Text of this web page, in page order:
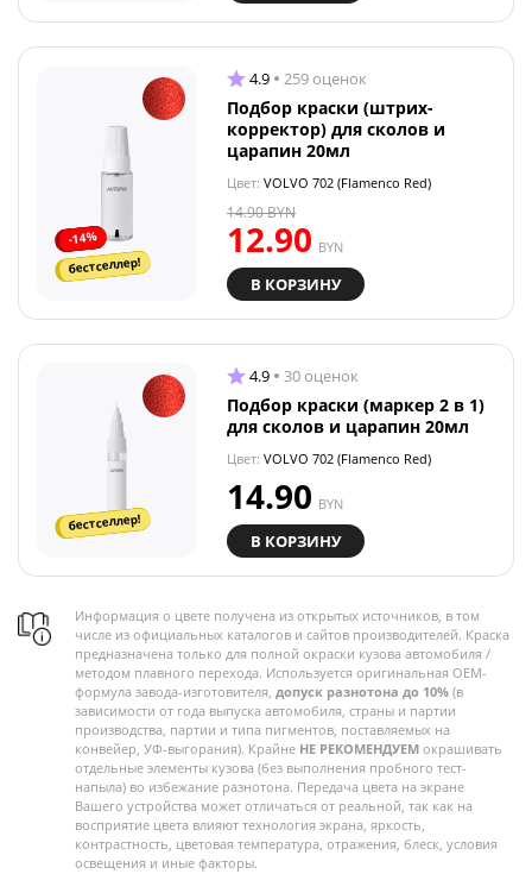
-14%
бестселлер!
4.9 259 оценок
Подбор краски (штрих-
корректор) для сколов и
царапин 20мл
Цвет: VOLVO 702 (Flamenco Red)
12.90 BYN
14.90BYN
В КОРЗИНУ
бестселлер!
4.9 30 оценок
Подбор краски (маркер 2 в 1)
для сколов и царапин 20мл
Цвет: VOLVO 702 (Flamenco Red)
14.90 BYN
В КОРЗИНУ
Информация о цвете получена из открытых источников, в том
числе из официальных каталогов и сайтов производителей. Краска
предназначена только для полной окраски кузова автомобиля /
методом плавного перехода. Используется оригинальная OEM-
формула завода-изготовителя, допуск разнотона до 10% (в
зависимости от года выпуска автомобиля, страны и партии
производства, партии и типа пигментов, поставляемых на
конвейер, УФ-выгорания). Крайне НЕ РЕКОМЕНДУЕМ окрашивать
отдельные элементы кузова (без выполнения пробного тест-
напыла) во избежание разнотона. Передача цвета на экране
Вашего устройства может отличаться от реальной, так как на
восприятие цвета влияют технология экрана, яркость,
контрастность, цветовая температура, отражения, блеск, условия
освещения и иные факторы.